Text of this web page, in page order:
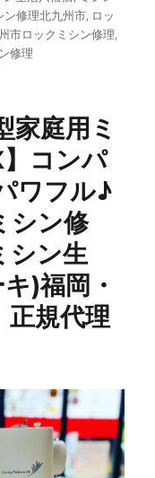
ン修理北九州市, ロッ
市ロックミシン修理,
修理
家庭用ミ
コンパ
ワフル♪
シン修
シン生
)福岡・
正規代理